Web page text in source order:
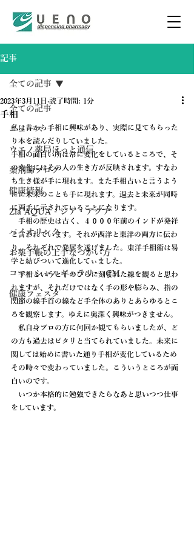
記事
全ての記事
ニュース
ウエノ薬局ほっと通信
薬剤師ブログ
健康情報
Zia AQUA - ジア・アクア
バイオリンク
お薬手帳の上手なつかい方
コマーシャルギャラリー CM
健康フェスタ
全ての記事
手相
2023年3月11日 読了時間: 1分
私は昔から手相に興味があり、実際に見てもらった
り本を読んだりしていました。
手相の面白い所は常に変化をしているところで、そ
の変化にはその人の生き方が反映されます。すなわ
ち生き様が手に現れます。また手相占いと言うよう
にに未来のことも手に現れます。過去と未来が同時
に両手に示されていることになります。
手相の歴史は古く、４０００年前のインドが発祥
と言われています。それが西洋と東洋の両方に伝わ
り、それぞれで発展を遂げました。東洋手相術は易
学と結びついて進化してぃました。
手相というと手のひらに刻まれた線を観ると思わ
れますが、それだけではなく手の形や膨らみ、指の
関節の線手首の線など手全体のありとあらゆるとこ
ろを観察します。ゆえに奥深く興味がつきません。
私自身プロの方に何回か観てもらいましたが、ど
の方も過去はピタリと当てられていました。未来に
関しては始めに書いた通り手相が変化しているため
その時々で変わっていました。こういうところが面
白いのです。
いつか本格的に勉強できたらなあと思いつつ仕事
をしています。